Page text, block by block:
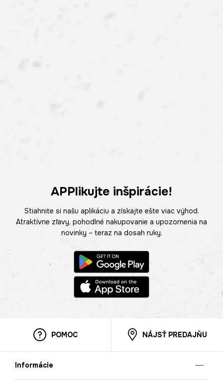
APPlikujte inšpirácie!
Stiahnite si našu aplikáciu a získajte ešte viac výhod.
Atraktívne zľavy, pohodlné nakupovanie a upozornenia na
novinky – teraz na dosah ruky.
POMOC NÁJSŤ PREDAJŇU
Informácie